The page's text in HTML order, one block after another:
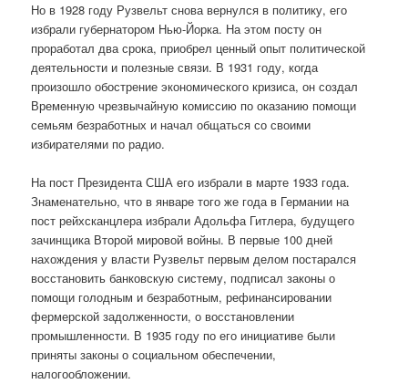
Но в 1928 году Рузвельт снова вернулся в политику, его
избрали губернатором Нью-Йорка. На этом посту он
проработал два срока, приобрел ценный опыт политической
деятельности и полезные связи. В 1931 году, когда
произошло обострение экономического кризиса, он создал
Временную чрезвычайную комиссию по оказанию помощи
семьям безработных и начал общаться со своими
избирателями по радио.
На пост Президента США его избрали в марте 1933 года.
Знаменательно, что в январе того же года в Германии на
пост рейхсканцлера избрали Адольфа Гитлера, будущего
зачинщика Второй мировой войны. В первые 100 дней
нахождения у власти Рузвельт первым делом постарался
восстановить банковскую систему, подписал законы о
помощи голодным и безработным, рефинансировании
фермерской задолженности, о восстановлении
промышленности. В 1935 году по его инициативе были
приняты законы о социальном обеспечении,
налогообложении.